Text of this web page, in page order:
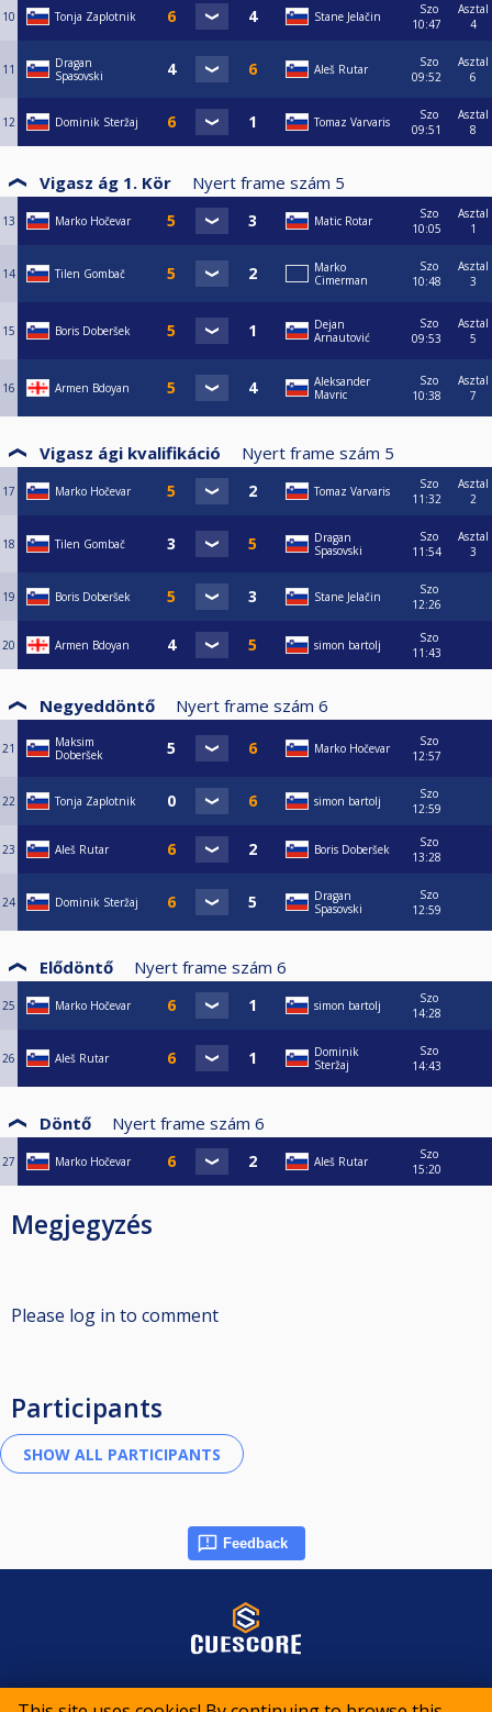
10 Tonja Zaplotnik Stane Jelačin
Szo
10:47
Asztal
4
11
Dragan
Spasovski
Aleš Rutar
Szo
09:52
Asztal
6
12 Dominik Steržaj Tomaz Varvaris
Szo
09:51
Asztal
8
Vigasz ág 1. Kör Nyert frame szám 5
13 Marko Hočevar Matic Rotar
Szo
10:05
Asztal
1
14 Tilen Gombač
Marko
Cimerman
Szo
10:48
Asztal
3
15 Boris Doberšek
Dejan
Arnautović
Szo
09:53
Asztal
5
16 Armen Bdoyan
Aleksander
Mavric
Szo
10:38
Asztal
7
Vigasz ági kvalifikáció Nyert frame szám 5
17 Marko Hočevar Tomaz Varvaris
Szo
11:32
Asztal
2
18 Tilen Gombač
Dragan
Spasovski
Szo
11:54
Asztal
3
19 Boris Doberšek Stane Jelačin
Szo
12:26
20 Armen Bdoyan simon bartolj
Szo
11:43
Negyeddöntő Nyert frame szám 6
21
Maksim
Doberšek
Marko Hočevar
Szo
12:57
22 Tonja Zaplotnik simon bartolj
Szo
12:59
23 Aleš Rutar Boris Doberšek
Szo
13:28
24 Dominik Steržaj
Dragan
Spasovski
Szo
12:59
Elődöntő Nyert frame szám 6
25 Marko Hočevar simon bartolj
Szo
14:28
26 Aleš Rutar
Dominik
Steržaj
Szo
14:43
Döntő Nyert frame szám 6
27 Marko Hočevar Aleš Rutar
Szo
15:20
Megjegyzés
Please log in to comment
Participants
Feedback
© 2015-2026 CueScore International